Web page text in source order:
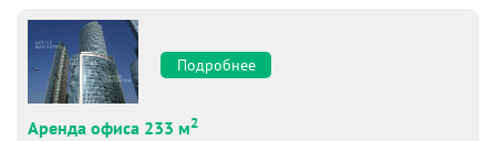
Подробнее
Аренда офиса 233 м2